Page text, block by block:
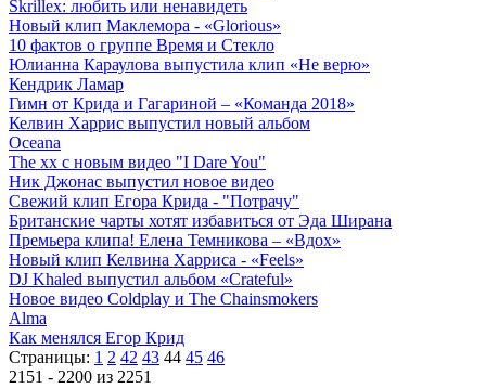
Skrillex: любить или ненавидеть
Новый клип Маклемора - «Glorious»
10 фактов о группе Время и Стекло
Юлианна Караулова выпустила клип «Не верю»
Кендрик Ламар
Гимн от Крида и Гагариной – «Команда 2018»
Келвин Харрис выпустил новый альбом
Oceana
The xx с новым видео "I Dare You"
Ник Джонас выпустил новое видео
Свежий клип Егора Крида - "Потрачу"
Британские чарты хотят избавиться от Эда Ширана
Премьера клипа! Елена Темникова – «Вдох»
Новый клип Келвина Харриса - «Feels»
DJ Khaled выпустил альбом «Crateful»
Новое видео Coldplay и The Chainsmokers
Alma
Как менялся Егор Крид
Страницы: 1 2 42 43 44 45 46
2151 - 2200 из 2251